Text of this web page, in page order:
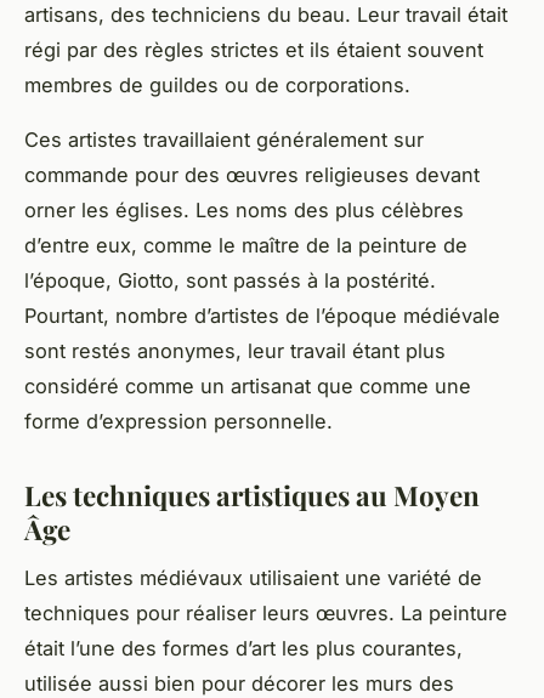
artisans, des techniciens du beau. Leur travail était
régi par des règles strictes et ils étaient souvent
membres de guildes ou de corporations.
Ces artistes travaillaient généralement sur
commande pour des œuvres religieuses devant
orner les églises. Les noms des plus célèbres
d’entre eux, comme le maître de la peinture de
l’époque, Giotto, sont passés à la postérité.
Pourtant, nombre d’artistes de l’époque médiévale
sont restés anonymes, leur travail étant plus
considéré comme un artisanat que comme une
forme d’expression personnelle.
Les techniques artistiques au Moyen
Âge
Les artistes médiévaux utilisaient une variété de
techniques pour réaliser leurs œuvres. La peinture
était l’une des formes d’art les plus courantes,
utilisée aussi bien pour décorer les murs des